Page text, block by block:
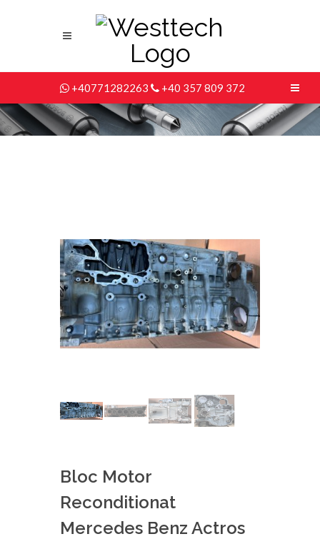
+40771282263 +40 357 809 372
Bloc Motor
Reconditionat
Mercedes Benz Actros